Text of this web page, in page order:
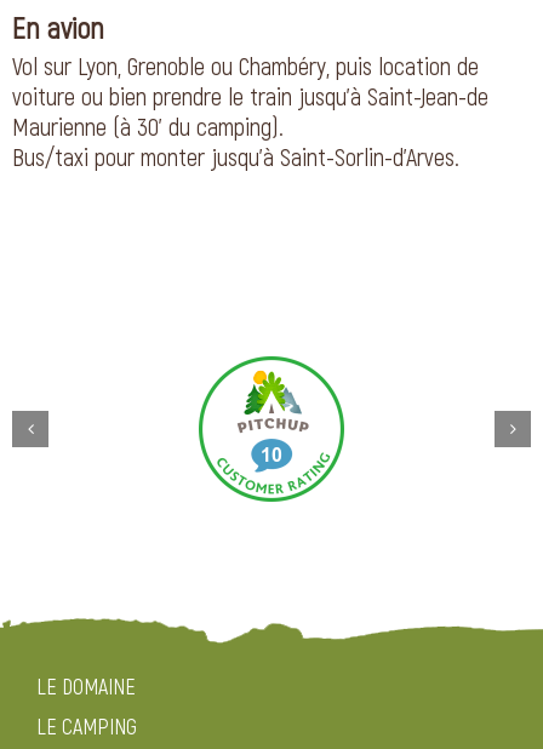
En avion
Vol sur Lyon, Grenoble ou Chambéry, puis location de
voiture ou bien prendre le train jusqu’à Saint-Jean-de
Maurienne (à 30’ du camping).
Bus/taxi pour monter jusqu’à Saint-Sorlin-d’Arves.